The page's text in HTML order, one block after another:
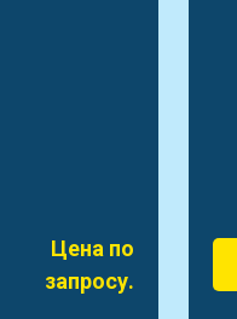
Цена по
запросу.